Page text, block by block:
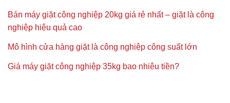
Bán máy giặt công nghiệp 20kg giá rẻ nhất – giặt là công
nghiệp hiệu quả cao
Mô hình cửa hàng giặt là công nghiệp công suất lớn
Giá máy giặt công nghiệp 35kg bao nhiêu tiền?